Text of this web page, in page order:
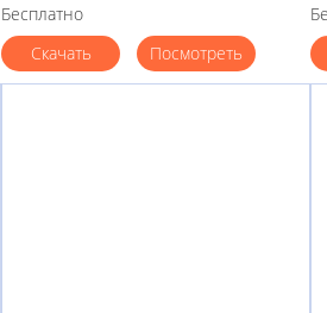
Бесплатно
Скачать
Посмотреть